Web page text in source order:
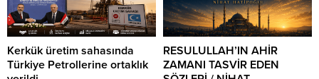
Kerkük üretim sahasında
Türkiye Petrollerine ortaklık
RESULULLAH’IN AHİR
ZAMANI TASVİR EDEN